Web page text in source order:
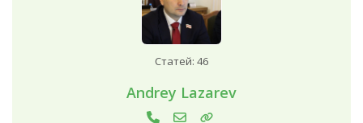
Статей: 46
Andrey Lazarev